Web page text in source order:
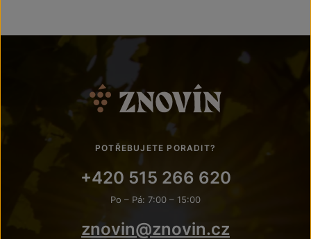
POTŘEBUJETE PORADIT?
+420 515 266 620
Po – Pá: 7:00 – 15:00
znovin@znovin.cz